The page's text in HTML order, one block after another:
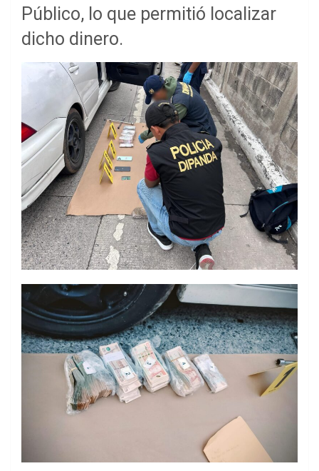
Público, lo que permitió localizar
dicho dinero.